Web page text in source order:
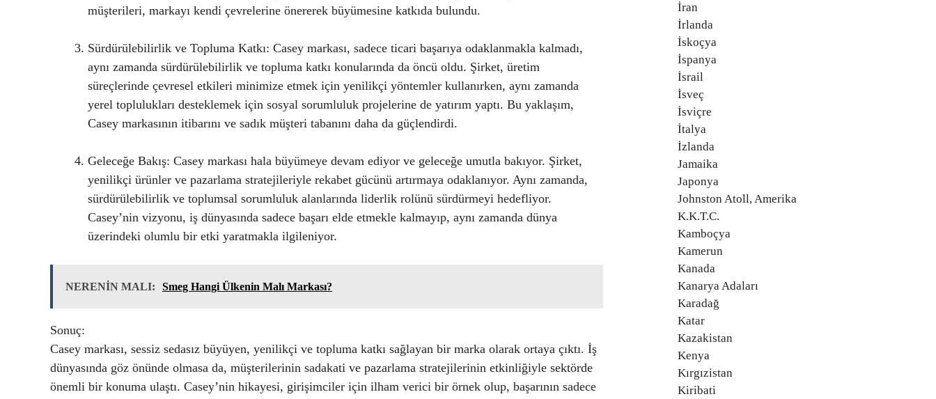
müşterileri, markayı kendi çevrelerine önererek büyümesine katkıda bulundu.
Sürdürülebilirlik ve Topluma Katkı: Casey markası, sadece ticari başarıya odaklanmakla kalmadı,
aynı zamanda sürdürülebilirlik ve topluma katkı konularında da öncü oldu. Şirket, üretim
süreçlerinde çevresel etkileri minimize etmek için yenilikçi yöntemler kullanırken, aynı zamanda
yerel toplulukları desteklemek için sosyal sorumluluk projelerine de yatırım yaptı. Bu yaklaşım,
Casey markasının itibarını ve sadık müşteri tabanını daha da güçlendirdi.
Geleceğe Bakış: Casey markası hala büyümeye devam ediyor ve geleceğe umutla bakıyor. Şirket,
yenilikçi ürünler ve pazarlama stratejileriyle rekabet gücünü artırmaya odaklanıyor. Aynı zamanda,
sürdürülebilirlik ve toplumsal sorumluluk alanlarında liderlik rolünü sürdürmeyi hedefliyor.
Casey’nin vizyonu, iş dünyasında sadece başarı elde etmekle kalmayıp, aynı zamanda dünya
üzerindeki olumlu bir etki yaratmakla ilgileniyor.
NERENİN MALI: Smeg Hangi Ülkenin Malı Markası?
Sonuç:
Casey markası, sessiz sedasız büyüyen, yenilikçi ve topluma katkı sağlayan bir marka olarak ortaya çıktı. İş
dünyasında göz önünde olmasa da, müşterilerinin sadakati ve pazarlama stratejilerinin etkinliğiyle sektörde
önemli bir konuma ulaştı. Casey’nin hikayesi, girişimciler için ilham verici bir örnek olup, başarının sadece
İran
İrlanda
İskoçya
İspanya
İsrail
İsveç
İsviçre
İtalya
İzlanda
Jamaika
Japonya
Johnston Atoll, Amerika
K.K.T.C.
Kamboçya
Kamerun
Kanada
Kanarya Adaları
Karadağ
Katar
Kazakistan
Kenya
Kırgızistan
Kiribati